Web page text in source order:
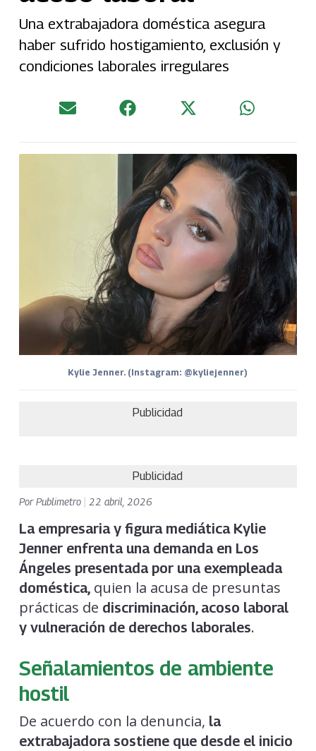
Una extrabajadora doméstica asegura
haber sufrido hostigamiento, exclusión y
condiciones laborales irregulares
Kylie Jenner. (Instagram: @kyliejenner)
Publicidad
Publicidad
PorPublimetro 22 abril, 2026
La empresaria y figura mediática Kylie
Jenner enfrenta una demanda en Los
Ángeles presentada por una exempleada
doméstica,quien la acusa de presuntas
prácticas de discriminación, acoso laboral
y vulneración de derechos laborales.
Señalamientos de ambiente
hostil
De acuerdo con la denuncia, la
extrabajadora sostiene que desde el inicio